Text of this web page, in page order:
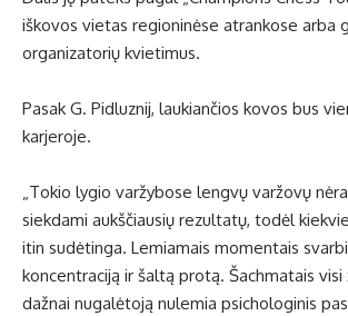
iškovos vietas regioninėse atrankose arba
organizatorių kvietimus.
Pasak G. Pidluznij, laukiančios kovos bus
karjeroje.
„Tokio lygio varžybose lengvų varžovų
siekdami aukščiausių rezultatų, todėl
itin sudėtinga. Lemiamais momentais
koncentraciją ir šaltą protą. Šachmatais visi
dažnai nugalėtoją nulemia psichologinis